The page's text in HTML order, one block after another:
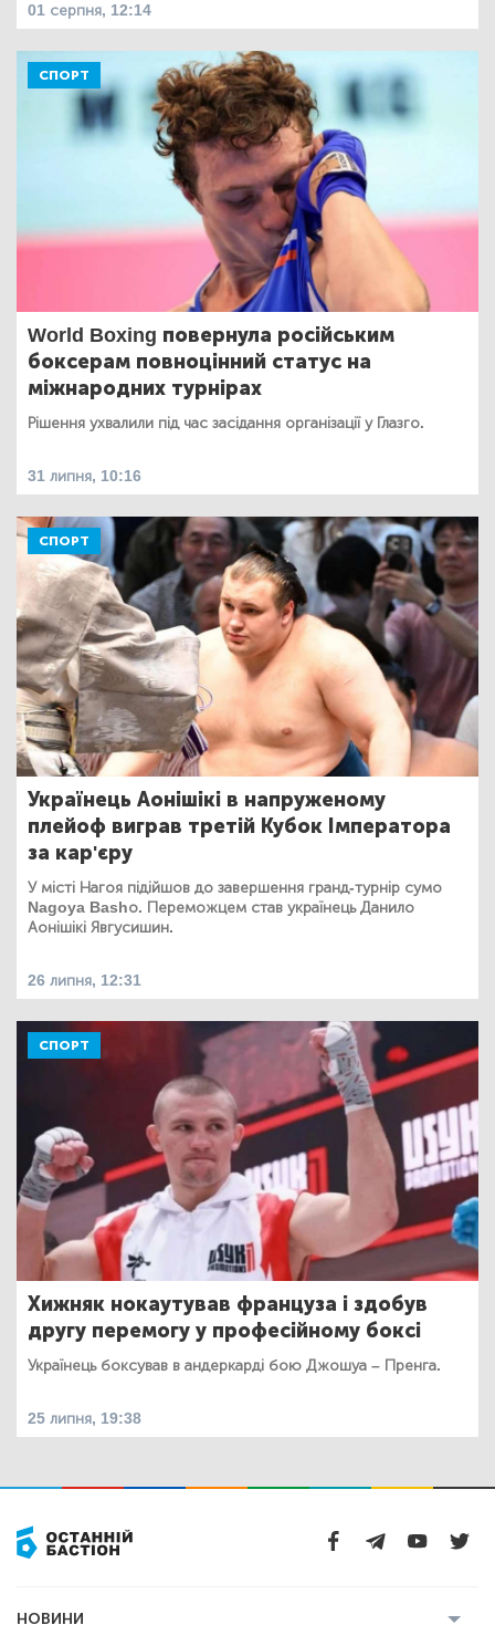
01 серпня, 12:14
СПОРТ
World Boxing повернула російським
боксерам повноцінний статус на
міжнародних турнірах
Рішення ухвалили під час засідання організації у Глазго.
31 липня, 10:16
СПОРТ
Українець Аонішікі в напруженому
плейоф виграв третій Кубок Імператора
за кар'єру
У місті Нагоя підійшов до завершення гранд-турнір сумо
Nagoya Bashо. Переможцем став українець Данило
Аонішікі Явгусишин.
26 липня, 12:31
СПОРТ
Хижняк нокаутував француза і здобув
другу перемогу у професійному боксі
Українець боксував в андеркарді бою Джошуа – Пренга.
25 липня, 19:38
НОВИНИ